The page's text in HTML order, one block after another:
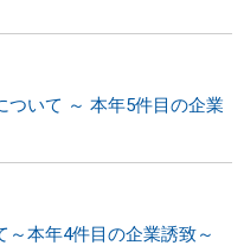
いて ～ 本年5件目の企業
本年4件目の企業誘致～